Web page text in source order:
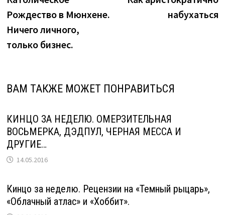
по
записям
Рождество в Мюнхене.
Ничего личного,
только бизнес.
набухаться
ВАМ ТАКЖЕ МОЖЕТ ПОНРАВИТЬСЯ
КИНЦО ЗА НЕДЕЛЮ. ОМЕРЗИТЕЛЬНАЯ
ВОСЬМЕРКА, ДЭДПУЛ, ЧЕРНАЯ МЕССА И
ДРУГИЕ…
14.05.2016
Кинцо за неделю. Рецензии на «Темный рыцарь»,
«Облачный атлас» и «Хоббит».